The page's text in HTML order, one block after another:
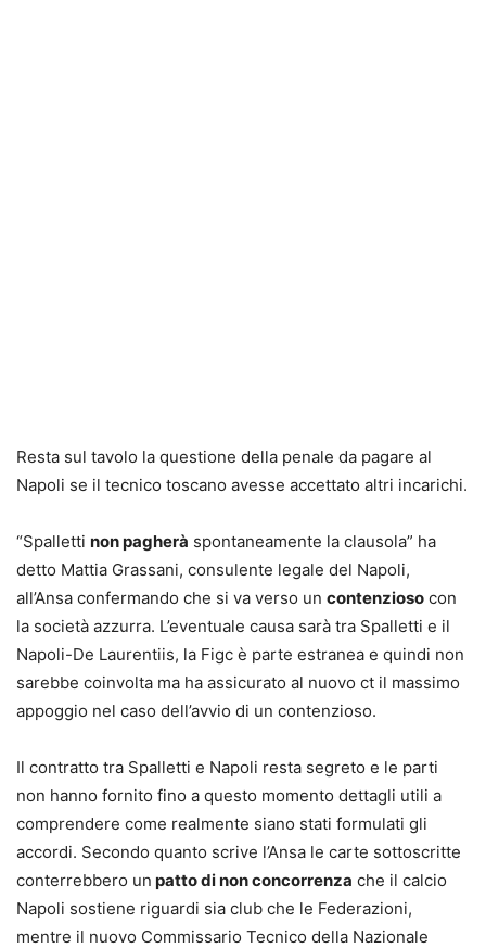
Resta sul tavolo la questione della penale da pagare al
Napoli se il tecnico toscano avesse accettato altri incarichi.
“Spalletti non pagherà spontaneamente la clausola” ha
detto Mattia Grassani, consulente legale del Napoli,
all’Ansa confermando che si va verso un contenzioso con
la società azzurra. L’eventuale causa sarà tra Spalletti e il
Napoli-De Laurentiis, la Figc è parte estranea e quindi non
sarebbe coinvolta ma ha assicurato al nuovo ct il massimo
appoggio nel caso dell’avvio di un contenzioso.
Il contratto tra Spalletti e Napoli resta segreto e le parti
non hanno fornito fino a questo momento dettagli utili a
comprendere come realmente siano stati formulati gli
accordi. Secondo quanto scrive l’Ansa le carte sottoscritte
conterrebbero un patto di non concorrenza che il calcio
Napoli sostiene riguardi sia club che le Federazioni,
mentre il nuovo Commissario Tecnico della Nazionale